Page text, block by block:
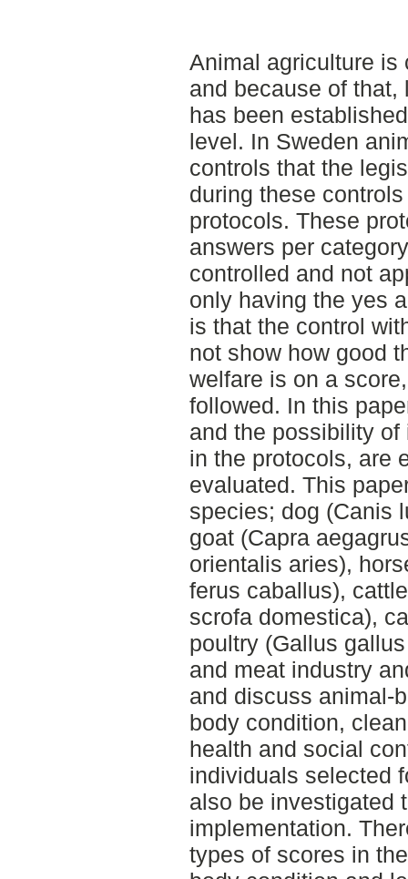
Animal agriculture is
and because of that,
has been
level. In Sweden
controls that the
during these
protocols. These
answers per
controlled and not
only having the yes
is that the control
not show how good
welfare is on a
followed. In this
and the possibility
in the protocols, are
evaluated. This
species; dog (Canis
goat (Capra
orientalis aries),
ferus caballus),
scrofa domestica),
poultry (Gallus
and meat industry
and discuss animal-
body condition,
health and social
individuals selected
also be investigated
implementation.
types of scores in